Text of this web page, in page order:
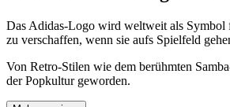
Das Adidas-Logo wird weltweit als Symbol
zu verschaffen, wenn sie aufs Spielfeld
Von Retro-Stilen wie dem berühmten
der Popkultur geworden.